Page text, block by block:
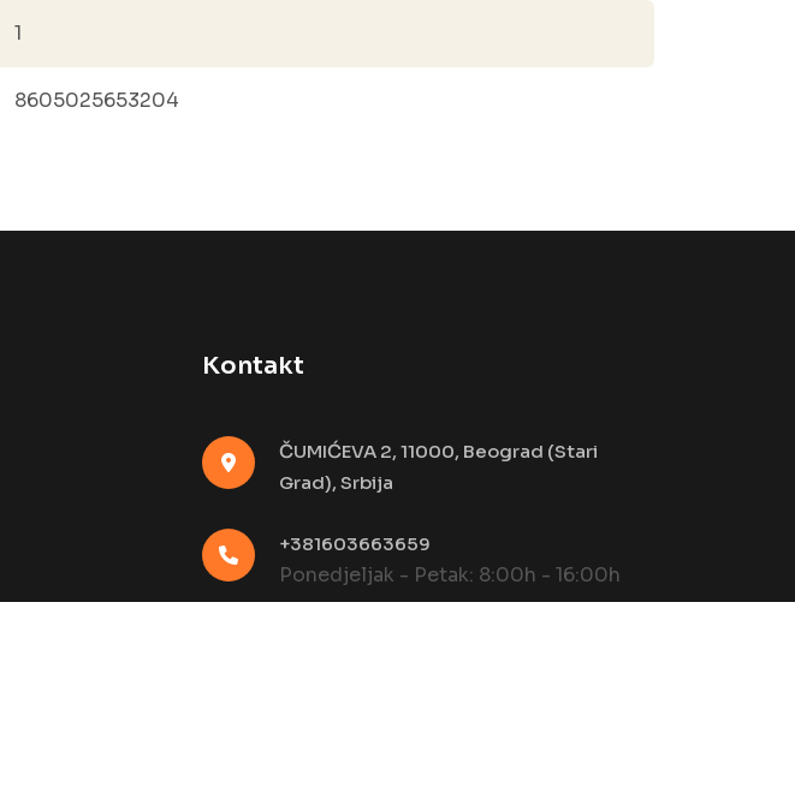
1
8605025653204
Kontakt
ČUMIĆEVA 2, 11000, Beograd (Stari
Grad), Srbija
+381603663659
Ponedjeljak - Petak: 8:00h - 16:00h